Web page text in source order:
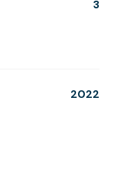
3
2022